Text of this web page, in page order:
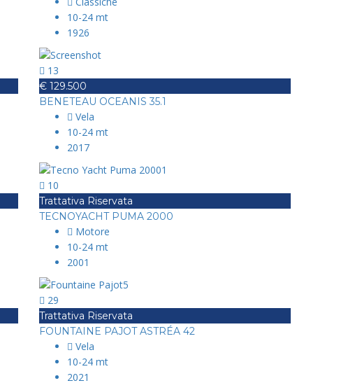
10-24 mt
1926
13
€ 129.500
BENETEAU OCEANIS 35.1
Vela
10-24 mt
2017
10
Trattativa Riservata
TECNOYACHT PUMA 2000
Motore
10-24 mt
2001
29
Trattativa Riservata
FOUNTAINE PAJOT ASTRÉA 42
Vela
10-24 mt
2021